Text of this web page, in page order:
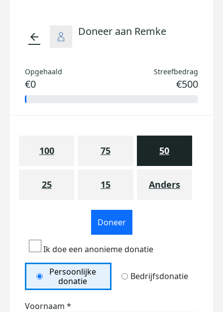
arrow_back Doneer aan Remke
Opgehaald
€0
Streefbedrag
€500
100 75 50
25 15 Anders
Doneer
Ik doe een anonieme donatie
Persoonlijke
donatie
Bedrijfsdonatie
Voornaam *